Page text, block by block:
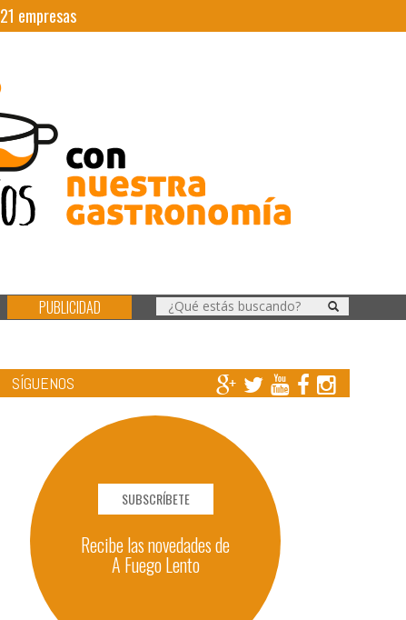
21 empresas
PUBLICIDAD
SÍGUENOS
SUBSCRÍBETE
Recibe las novedades de
A Fuego Lento